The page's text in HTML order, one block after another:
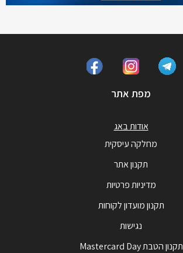
מפת אתר
אודות באג
מחלקה עיסקית
תקנון אתר
מדיניות פרטיות
תקנון מועדון לקוחות
נגישות
תקנון הטבת Mastercard Day